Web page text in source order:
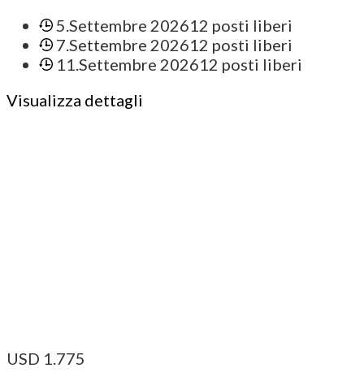
5.Settembre 202612 posti liberi
7.Settembre 202612 posti liberi
11.Settembre 202612 posti liberi
Visualizza dettagli
USD 1.775